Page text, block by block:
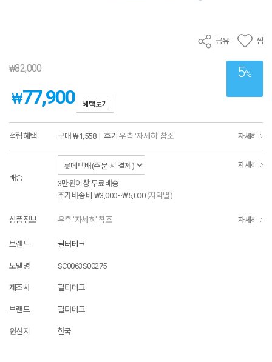
공유 찜
5%
₩82,000
₩77,900 혜택보기
적립혜택 구매 ₩1,558 | 후기 우측 '자세히' 참조 자세히
배송
자세히
3만원이상 무료배송
추가배송비 ₩3,000~₩5,000 (지역별)
상품정보 우측 '자세히' 참조 자세히
브랜드 필터테크
모델명 SC0063S00275
제조사 필터테크
브랜드 필터테크
원산지 한국